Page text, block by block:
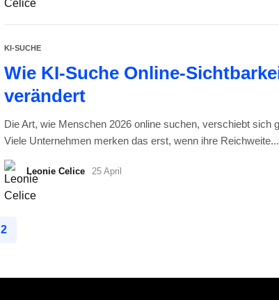
KI-SUCHE
Wie KI-Suche Online-
verändert
Die Art, wie Menschen 2026 online suchen, verschiebt sich
Viele Unternehmen merken das erst, wenn ihre Reichweite...
Leonie Celice 25 April
2